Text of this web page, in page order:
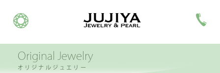
Original Jewelry
オリジナルジュエリー